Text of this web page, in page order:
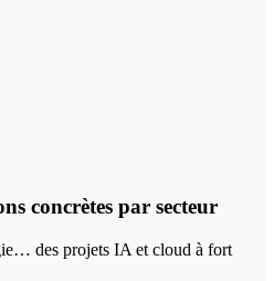
concrètes par secteur
des projets IA et cloud à fort